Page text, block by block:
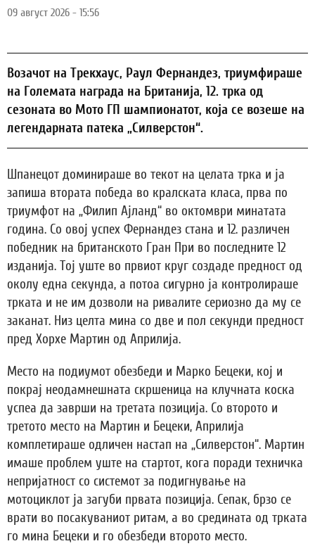
09 август 2026 - 15:56
Возачот на Трекхаус, Раул Фернандез, триумфираше
на Големата награда на Британија, 12. трка од
сезоната во Мото ГП шампионатот, која се возеше на
легендарната патека „Силверстон“.
Шпанецот доминираше во текот на целата трка и ја
запиша втората победа во кралската класа, прва по
триумфот на „Филип Ајланд“ во октомври минатата
година. Со овој успех Фернандез стана и 12. различен
победник на британското Гран При во последните 12
изданија. Toj уште во првиот круг создаде предност од
околу една секунда, а потоа сигурно ја контролираше
трката и не им дозволи на ривалите сериозно да му се
заканат. Низ целта мина со две и пол секунди предност
пред Хорхе Мартин од Априлија.
Место на подиумот обезбеди и Марко Бецеки, кој и
покрај неодамнешната скршеница на клучната коска
успеа да заврши на третата позиција. Со второто и
третото место на Мартин и Бецеки, Априлија
комплетираше одличен настап на „Силверстон“. Мартин
имаше проблем уште на стартот, кога поради техничка
непријатност со системот за подигнување на
мотоциклот ја загуби првата позиција. Сепак, брзо се
врати во посакуваниот ритам, а во средината од трката
го мина Бецеки и го обезбеди второто место.